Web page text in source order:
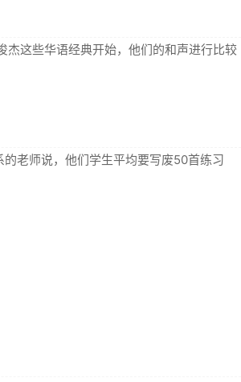
杰这些华语经典开始，他们的和声进行比较
老师说，他们学生平均要写废50首练习